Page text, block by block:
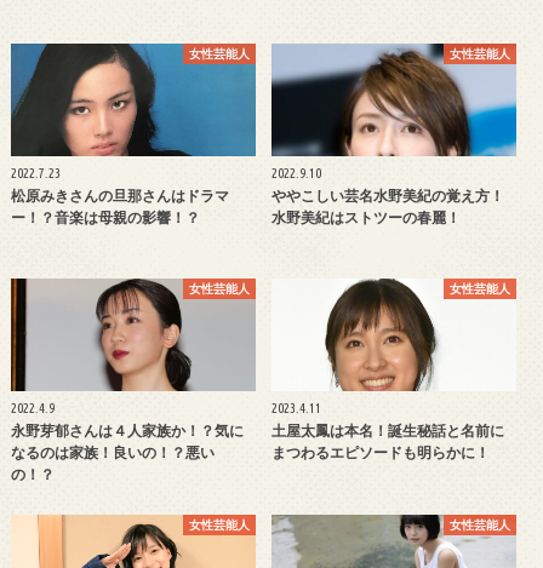
女性芸能人
2022.7.23
松原みきさんの旦那さんはドラマ
ー！？音楽は母親の影響！？
女性芸能人
2022.9.10
ややこしい芸名水野美紀の覚え方！
水野美紀はストツーの春麗！
女性芸能人
2022.4.9
永野芽郁さんは４人家族か！？気に
なるのは家族！良いの！？悪い
の！？
女性芸能人
2023.4.11
土屋太鳳は本名！誕生秘話と名前に
まつわるエピソードも明らかに！
女性芸能人 女性芸能人